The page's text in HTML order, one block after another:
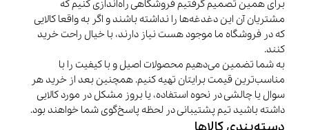
برای همین تصمیم گرفتیم فروشگاهی راه‌اندازی کنیم که
مشتریان آن این دغدغه‌ها را نداشته باشند و اگر به واقعا کالایی
که در فروشگاه ما موجود هست نیاز دارند، با خیال راحت خرید
کنند.
به شما تضمین می‌دهیم محصولات اصیل و با کیفیت را با
مناسب‌ترین قیمت برایتان تهیه کنیم. همچنین بعد از خرید هر
سوال یا چالشی در نحوه استفاده، یا بروز مشکل در مورد کالایی
داشته باشید تیم پشتیبانی در لحظه پاسخ‌گوی شما خواهند بود.